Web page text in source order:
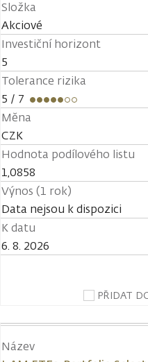
Složka
Akciové
Investiční horizont
5
Tolerance rizika
5 / 7
Měna
CZK
Hodnota podílového listu
1,0858
Výnos (1 rok)
Data nejsou k dispozici
K datu
6. 8. 2026
PŘIDAT
Název